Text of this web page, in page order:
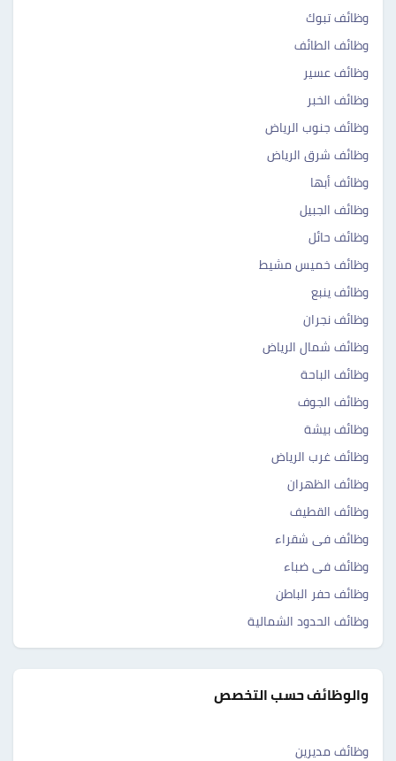
وظائف تبوك
وظائف الطائف
وظائف عسير
وظائف الخبر
وظائف جنوب الرياض
وظائف شرق الرياض
وظائف أبها
وظائف الجبيل
وظائف حائل
وظائف خميس مشيط
وظائف ينبع
وظائف نجران
وظائف شمال الرياض
وظائف الباحة
وظائف الجوف
وظائف بيشة
وظائف غرب الرياض
وظائف الظهران
وظائف القطيف
وظائف فى شقراء
وظائف فى ضباء
وظائف حفر الباطن
وظائف الحدود الشمالية
والوظائف حسب التخصص
وظائف مديرين